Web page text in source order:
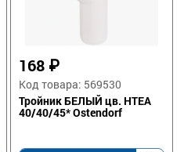
168 ₽
Код товара: 569530
Тройник БЕЛЫЙ цв. HTEA
40/40/45* Ostendorf